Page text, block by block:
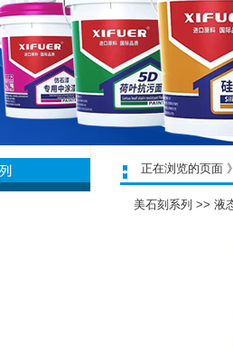
正在浏览的页面
美石刻系列 >> 液